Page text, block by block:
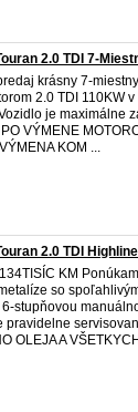
2.0 TDI 7-
krásny 7-
2.0 TDI 110KW
je maximálne
VÝMENE
KOM ...
2.0 TDI
KM
so
stupňovou
pravidelne
OLEJA A